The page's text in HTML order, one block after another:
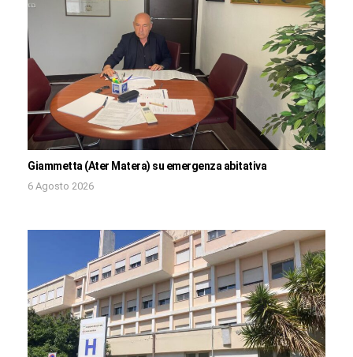
Giammetta (Ater Matera) su emergenza abitativa
6 Agosto 2026